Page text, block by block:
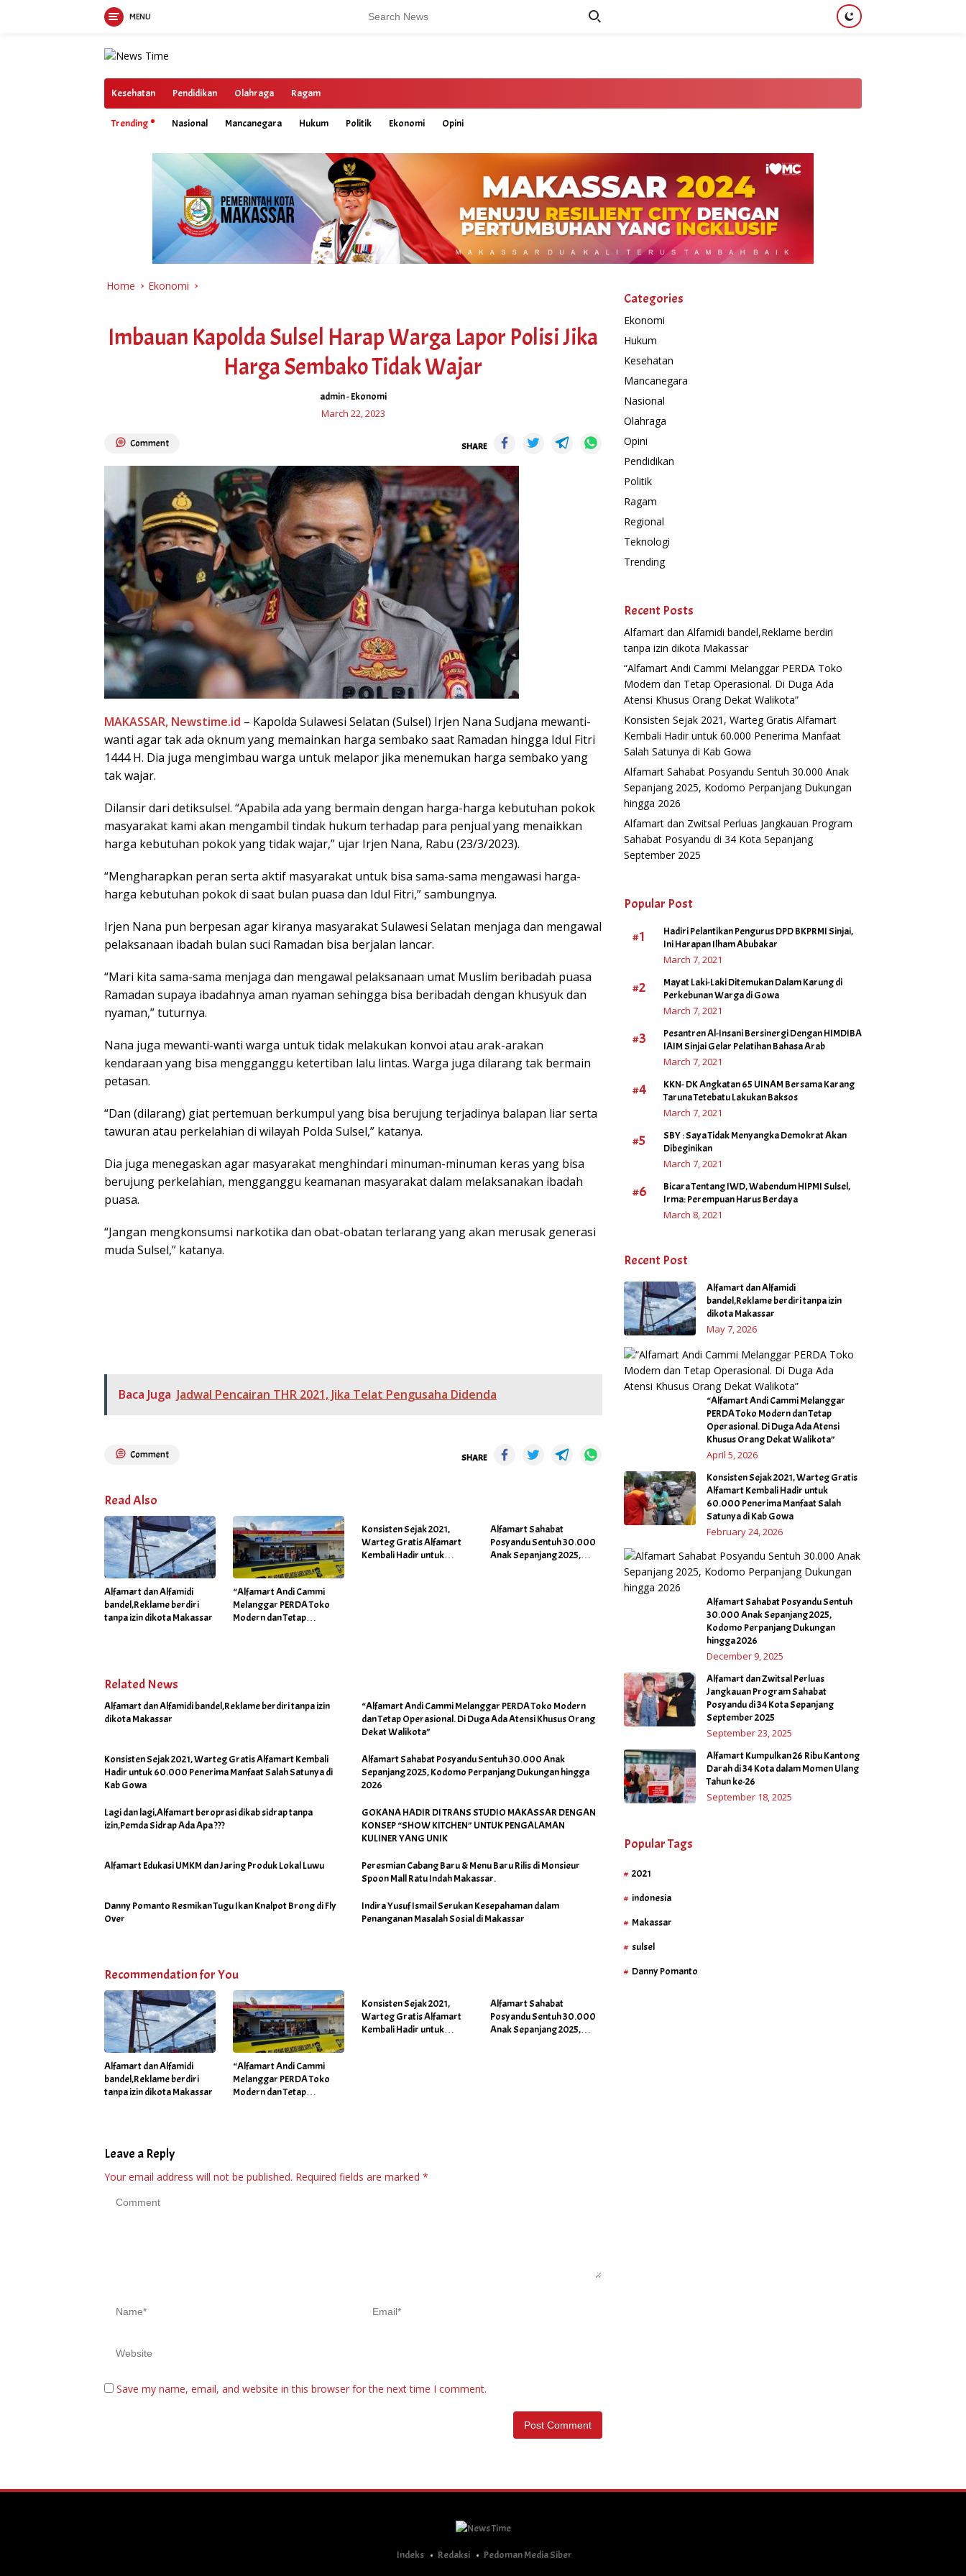
MENU
Kesehatan Pendidikan Olahraga Ragam
Trending Nasional Mancanegara Hukum Politik Ekonomi Opini
Home Ekonomi
Imbauan Kapolda Sulsel Harap Warga Lapor Polisi Jika
Harga Sembako Tidak Wajar
admin-Ekonomi
March 22, 2023
Comment SHARE
MAKASSAR, Newstime.id – Kapolda Sulawesi Selatan (Sulsel) Irjen Nana Sudjana mewanti-
wanti agar tak ada oknum yang memainkan harga sembako saat Ramadan hingga Idul Fitri
1444 H. Dia juga mengimbau warga untuk melapor jika menemukan harga sembako yang
tak wajar.
Dilansir dari detiksulsel. “Apabila ada yang bermain dengan harga-harga kebutuhan pokok
masyarakat kami akan mengambil tindak hukum terhadap para penjual yang menaikkan
harga kebutuhan pokok yang tidak wajar,” ujar Irjen Nana, Rabu (23/3/2023).
“Mengharapkan peran serta aktif masyarakat untuk bisa sama-sama mengawasi harga-
harga kebutuhan pokok di saat bulan puasa dan Idul Fitri,” sambungnya.
Irjen Nana pun berpesan agar kiranya masyarakat Sulawesi Selatan menjaga dan mengawal
pelaksanaan ibadah bulan suci Ramadan bisa berjalan lancar.
“Mari kita sama-sama menjaga dan mengawal pelaksanaan umat Muslim beribadah puasa
Ramadan supaya ibadahnya aman nyaman sehingga bisa beribadah dengan khusyuk dan
nyaman,” tuturnya.
Nana juga mewanti-wanti warga untuk tidak melakukan konvoi atau arak-arakan
kendaraan yang bisa mengganggu ketertiban lalu lintas. Warga juga dilarang tak bermain
petasan.
“Dan (dilarang) giat pertemuan berkumpul yang bisa berujung terjadinya balapan liar serta
tawuran atau perkelahian di wilayah Polda Sulsel,” katanya.
Dia juga menegaskan agar masyarakat menghindari minuman-minuman keras yang bisa
berujung perkelahian, mengganggu keamanan masyarakat dalam melaksanakan ibadah
puasa.
“Jangan mengkonsumsi narkotika dan obat-obatan terlarang yang akan merusak generasi
muda Sulsel,” katanya.
Baca Juga Jadwal Pencairan THR 2021, Jika Telat Pengusaha Didenda
Comment SHARE
Read Also
Alfamart dan Alfamidi
bandel,Reklame berdiri
tanpa izin dikota Makassar
“Alfamart Andi Cammi
Melanggar PERDA Toko
Modern dan Tetap
Konsisten Sejak 2021,
Warteg Gratis Alfamart
Kembali Hadir untuk
Alfamart Sahabat
Posyandu Sentuh 30.000
Anak Sepanjang 2025,
Related News
Alfamart dan Alfamidi bandel,Reklame berdiri tanpa izin
dikota Makassar
“Alfamart Andi Cammi Melanggar PERDA Toko Modern
dan Tetap Operasional. Di Duga Ada Atensi Khusus Orang
Dekat Walikota”
Konsisten Sejak 2021, Warteg Gratis Alfamart Kembali
Hadir untuk 60.000 Penerima Manfaat Salah Satunya di
Kab Gowa
Alfamart Sahabat Posyandu Sentuh 30.000 Anak
Sepanjang 2025, Kodomo Perpanjang Dukungan hingga
2026
Lagi dan lagi,Alfamart beroprasi dikab sidrap tanpa
izin,Pemda Sidrap Ada Apa ???
GOKANA HADIR DI TRANS STUDIO MAKASSAR DENGAN
KONSEP “SHOW KITCHEN” UNTUK PENGALAMAN
KULINER YANG UNIK
Alfamart Edukasi UMKM dan Jaring Produk Lokal Luwu
Peresmian Cabang Baru & Menu Baru Rilis di Monsieur
Spoon Mall Ratu Indah Makassar.
Danny Pomanto Resmikan Tugu Ikan Knalpot Brong di Fly
Over
Indira Yusuf Ismail Serukan Kesepahaman dalam
Penanganan Masalah Sosial di Makassar
Recommendation for You
Alfamart dan Alfamidi
bandel,Reklame berdiri
tanpa izin dikota Makassar
“Alfamart Andi Cammi
Melanggar PERDA Toko
Modern dan Tetap
Konsisten Sejak 2021,
Warteg Gratis Alfamart
Kembali Hadir untuk
Alfamart Sahabat
Posyandu Sentuh 30.000
Anak Sepanjang 2025,
Leave a Reply
Your email address will not be published. Required fields are marked *
Save my name, email, and website in this browser for the next time I comment.
Categories
Ekonomi
Hukum
Kesehatan
Mancanegara
Nasional
Olahraga
Opini
Pendidikan
Politik
Ragam
Regional
Teknologi
Trending
Recent Posts
Alfamart dan Alfamidi bandel,Reklame berdiri
tanpa izin dikota Makassar
“Alfamart Andi Cammi Melanggar PERDA Toko
Modern dan Tetap Operasional. Di Duga Ada
Atensi Khusus Orang Dekat Walikota”
Konsisten Sejak 2021, Warteg Gratis Alfamart
Kembali Hadir untuk 60.000 Penerima Manfaat
Salah Satunya di Kab Gowa
Alfamart Sahabat Posyandu Sentuh 30.000 Anak
Sepanjang 2025, Kodomo Perpanjang Dukungan
hingga 2026
Alfamart dan Zwitsal Perluas Jangkauan Program
Sahabat Posyandu di 34 Kota Sepanjang
September 2025
Popular Post
#1
Hadiri Pelantikan Pengurus DPD BKPRMI Sinjai,
Ini Harapan Ilham Abubakar
March 7, 2021
#2
Mayat Laki-Laki Ditemukan Dalam Karung di
Perkebunan Warga di Gowa
March 7, 2021
#3
Pesantren Al-Insani Bersinergi Dengan HIMDIBA
IAIM Sinjai Gelar Pelatihan Bahasa Arab
March 7, 2021
#4
KKN- DK Angkatan 65 UINAM Bersama Karang
Taruna Tetebatu Lakukan Baksos
March 7, 2021
#5
SBY : Saya Tidak Menyangka Demokrat Akan
Dibeginikan
March 7, 2021
#6
Bicara Tentang IWD, Wabendum HIPMI Sulsel,
Irma: Perempuan Harus Berdaya
March 8, 2021
Recent Post
Alfamart dan Alfamidi
bandel,Reklame berdiri tanpa izin
dikota Makassar
May 7, 2026
“Alfamart Andi Cammi Melanggar
PERDA Toko Modern dan Tetap
Operasional. Di Duga Ada Atensi
Khusus Orang Dekat Walikota”
April 5, 2026
Konsisten Sejak 2021, Warteg Gratis
Alfamart Kembali Hadir untuk
60.000 Penerima Manfaat Salah
Satunya di Kab Gowa
February 24, 2026
Alfamart Sahabat Posyandu Sentuh
30.000 Anak Sepanjang 2025,
Kodomo Perpanjang Dukungan
hingga 2026
December 9, 2025
Alfamart dan Zwitsal Perluas
Jangkauan Program Sahabat
Posyandu di 34 Kota Sepanjang
September 2025
September 23, 2025
Alfamart Kumpulkan 26 Ribu Kantong
Darah di 34 Kota dalam Momen Ulang
Tahun ke-26
September 18, 2025
Popular Tags
2021
indonesia
Makassar
sulsel
Danny Pomanto
Indeks Redaksi Pedoman Media Siber